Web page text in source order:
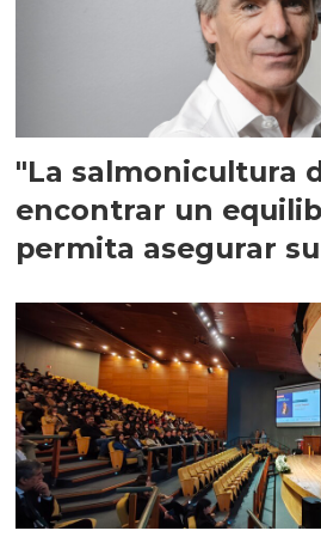
"La salmonicultura
encontrar un
permita asegurar su